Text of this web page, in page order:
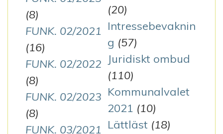
(8)
FUNK. 02/2021
(16)
FUNK. 02/2022
(8)
FUNK. 02/2023
(8)
FUNK. 03/2021
(20)
Intressebevaknin
g (57)
Juridiskt ombud
(110)
Kommunalvalet
2021 (10)
Lättläst (18)